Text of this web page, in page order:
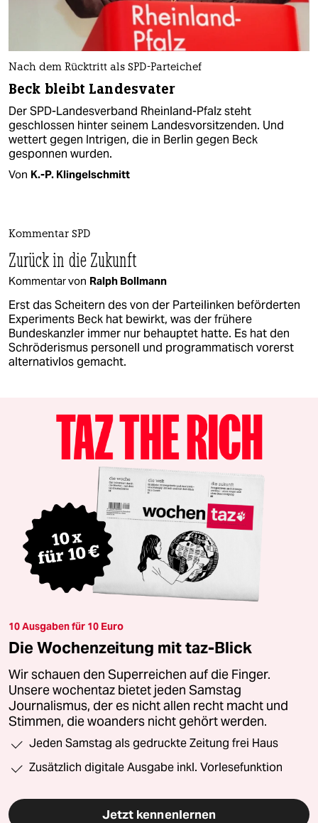
Nach dem Rücktritt als SPD-Parteichef
Beck bleibt Landesvater
Der SPD-Landesverband Rheinland-Pfalz steht
geschlossen hinter seinem Landesvorsitzenden. Und
wettert gegen Intrigen, die in Berlin gegen Beck
gesponnen wurden.
Von K.-P. Klingelschmitt
Kommentar SPD
Zurück in die Zukunft
Kommentar von Ralph Bollmann
Erst das Scheitern des von der Parteilinken beförderten
Experiments Beck hat bewirkt, was der frühere
Bundeskanzler immer nur behauptet hatte. Es hat den
Schröderismus personell und programmatisch vorerst
alternativlos gemacht.
10 Ausgaben für 10 Euro
Die Wochenzeitung mit taz-Blick
Wir schauen den Superreichen auf die Finger.
Unsere wochentaz bietet jeden Samstag
Journalismus, der es nicht allen recht macht und
Stimmen, die woanders nicht gehört werden.
Jeden Samstag als gedruckte Zeitung frei Haus
Zusätzlich digitale Ausgabe inkl. Vorlesefunktion
Jetzt kennenlernen